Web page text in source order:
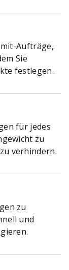
Aufträge,
Sie
festlegen.
für jedes
zu
verhindern.
zu
und